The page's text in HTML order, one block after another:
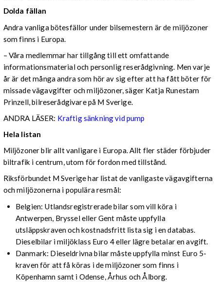
Dolda fällan
Andra vanliga bötesfällor under bilsemestern är de miljözoner
som finns i Europa.
– Våra medlemmar har tillgång till ett omfattande
informationsmaterial och personlig reserådgivning. Men varje
år är det många andra som hör av sig efter att ha fått böter för
missade vägavgifter och miljözoner, säger Katja Runestam
Prinzell, bilreserådgivare på M Sverige.
ANDRA LÄSER: Kraftig sänkning vid pump
Hela listan
Miljözoner blir allt vanligare i Europa. Allt fler städer förbjuder
biltrafik i centrum, utom för fordon med tillstånd.
Riksförbundet M Sverige har listat de vanligaste vägavgifterna
och miljözonerna i populära resmål:
Belgien: Utlandsregistrerade bilar som vill köra i
Antwerpen, Bryssel eller Gent måste uppfylla
utsläppskraven och kostnadsfritt lista sig i en databas.
Dieselbilar i miljöklass Euro 4 eller lägre betalar en avgift.
Danmark: Dieseldrivna bilar måste uppfylla minst Euro 5-
kraven för att få köras i de miljözoner som finns i
Köpenhamn samt i Odense, Århus och Ålborg.